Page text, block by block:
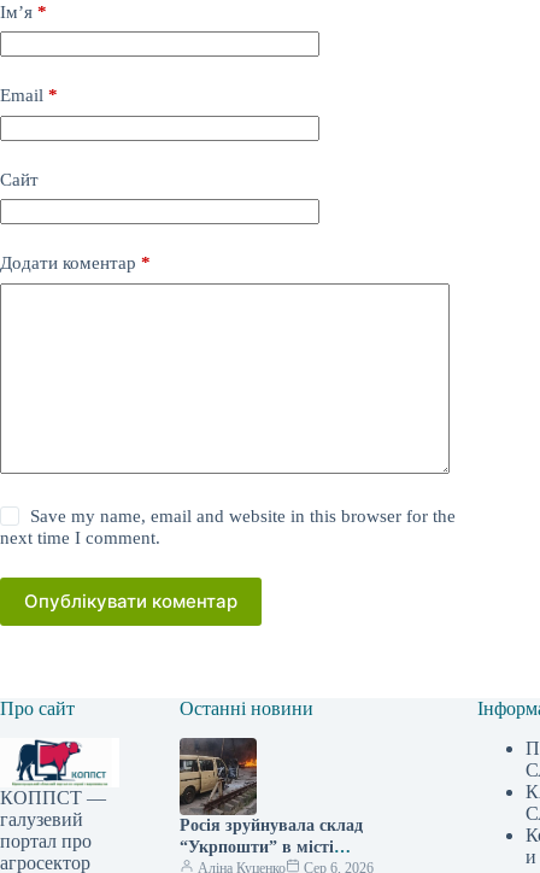
Ім’я *
Email *
Сайт
Додати коментар *
Save my name, email and website in this browser for the
next time I comment.
Опублікувати коментар
Про сайт
КОППСТ —
галузевий
портал про
агросектор
Останні новини
Росія зруйнувала склад
“Укрпошти” в місті
Павлоград: є жертви та
Аліна Куценко Сер 6, 2026
и